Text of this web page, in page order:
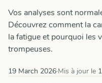
Vos analyses sont
Découvrez comment la
la fatigue et pourquoi les
trompeuses.
19 March 2026·Mis à jour le